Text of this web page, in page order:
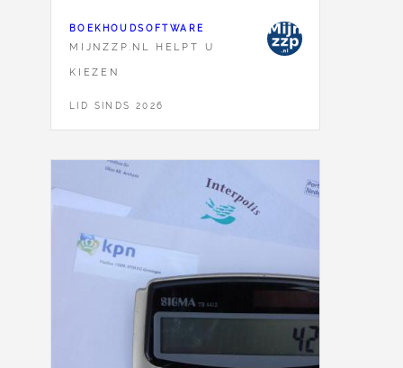
BOEKHOUDSOFTWARE
MIJNZZP.NL HELPT U
KIEZEN
LID SINDS 2026